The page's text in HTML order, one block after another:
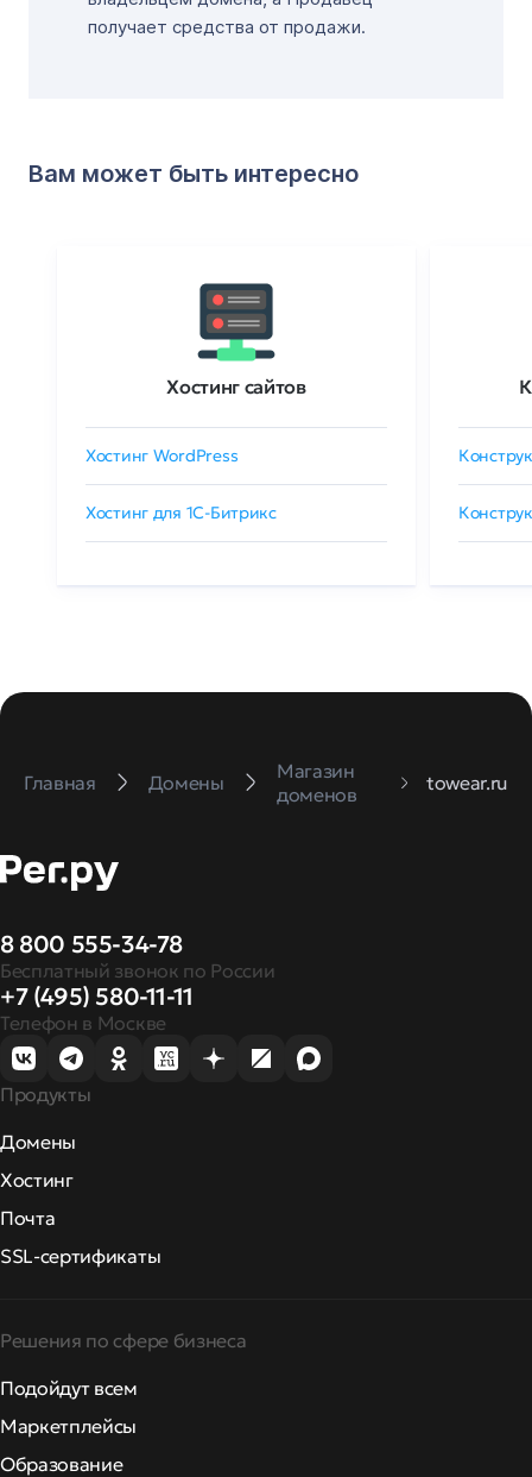
получает средства от продажи.
Вам может быть интересно
Хостинг сайтов
Хостинг WordPress
Хостинг для 1C-Битрикс
Главная Домены
Магазин
доменов
towear.ru
8 800 555-34-78
Бесплатный звонок по России
+7 (495) 580-11-11
Телефон в Москве
Продукты
Домены
Хостинг
Почта
SSL-сертификаты
Решения по сфере бизнеса
Подойдут всем
Маркетплейсы
Образование